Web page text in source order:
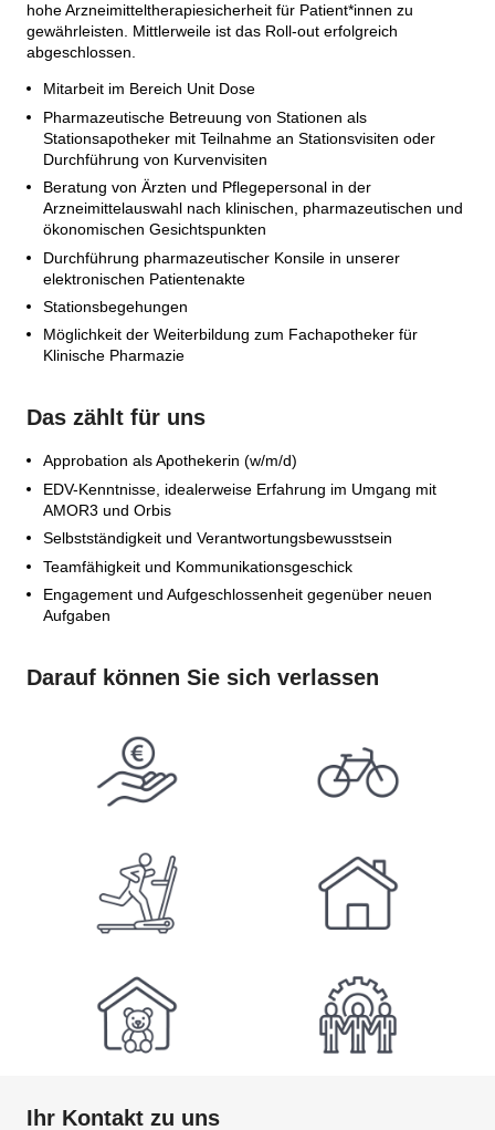
hohe Arzneimitteltherapiesicherheit für Patient*innen zu
gewährleisten. Mittlerweile ist das Roll-out erfolgreich
abgeschlossen.
Mitarbeit im Bereich Unit Dose
Pharmazeutische Betreuung von Stationen als
Stationsapotheker mit Teilnahme an Stationsvisiten oder
Durchführung von Kurvenvisiten
Beratung von Ärzten und Pflegepersonal in der
Arzneimittelauswahl nach klinischen, pharmazeutischen und
ökonomischen Gesichtspunkten
Durchführung pharmazeutischer Konsile in unserer
elektronischen Patientenakte
Stationsbegehungen
Möglichkeit der Weiterbildung zum Fachapotheker für
Klinische Pharmazie
Das zählt für uns
Approbation als Apothekerin (w/m/d)
EDV-Kenntnisse, idealerweise Erfahrung im Umgang mit
AMOR3 und Orbis
Selbstständigkeit und Verantwortungsbewusstsein
Teamfähigkeit und Kommunikationsgeschick
Engagement und Aufgeschlossenheit gegenüber neuen
Aufgaben
Darauf können Sie sich verlassen
Ihr Kontakt zu uns